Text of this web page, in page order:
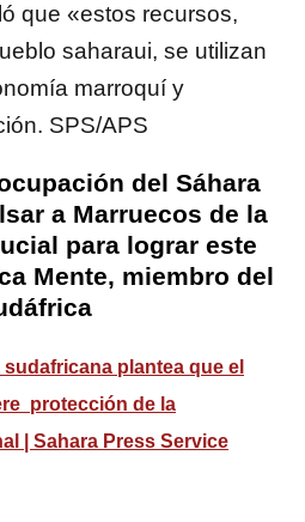
que «estos recursos,
saharaui, se utilizan
marroquí y
SPS/APS
del Sáhara
a Marruecos de la
para lograr este
Mente, miembro del
sudafricana plantea que el
protección de la
| Sahara Press Service